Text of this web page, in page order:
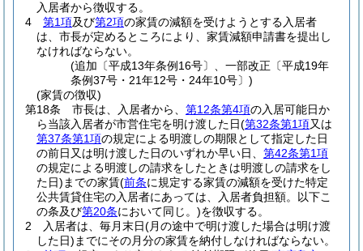
入居者から徴収する。
4
第1項及び第2項の家賃の減額を受けようとする入居者
は、市長が定めるところにより、家賃減額申請書を提出し
なければならない。
(追加〔平成13年条例16号〕、一部改正〔平成19年
条例37号・21年12号・24年10号〕)
(家賃の徴収)
第18条
市長は、入居者から、 第12条第4項の入居可能日か
ら当該入居者が市営住宅を明け渡した日(第32条第1項又は
第37条第1項の規定による明渡しの期限として指定した日
の前日又は明け渡した日のいずれか早い日、 第42条第1項
の規定による明渡しの請求をしたときは明渡しの請求をし
た日) までの家賃(前条に規定する家賃の減額を受けた特定
公共賃貸住宅の入居者にあっては、入居者負担額。以下こ
の条及び第20条において同じ。)を徴収する。
2
入居者は、毎月末日(月の途中で明け渡した場合は明け渡
した日) までにその月分の家賃を納付しなければならない。